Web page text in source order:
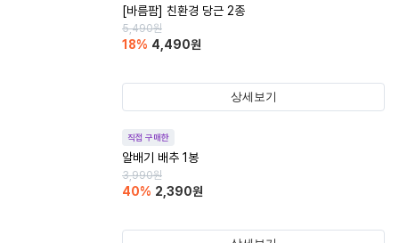
[바름팜] 친환경 당근 2종
5,490원
18% 4,490원
상세보기
직접 구매한
알배기 배추 1봉
3,990원
40% 2,390원